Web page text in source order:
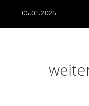
06.03.2025